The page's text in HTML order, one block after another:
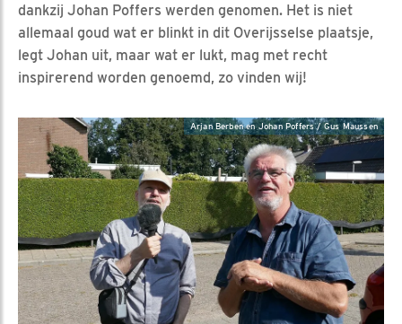
dankzij Johan Poffers werden genomen. Het is niet
allemaal goud wat er blinkt in dit Overijsselse plaatsje,
legt Johan uit, maar wat er lukt, mag met recht
inspirerend worden genoemd, zo vinden wij!
Arjan Berben en Johan Poffers / Gus Maussen